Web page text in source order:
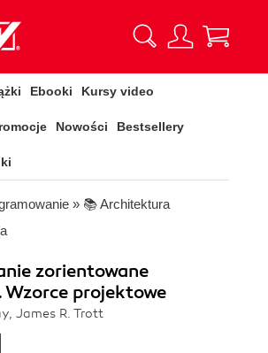
Ebooki Kursy video
Nowości Bestsellery
» 📚 Architektura
zorientowane
Wzorce projektowe
James R. Trott